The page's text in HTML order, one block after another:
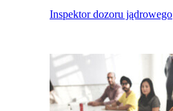
Inspektor dozoru jądrowego